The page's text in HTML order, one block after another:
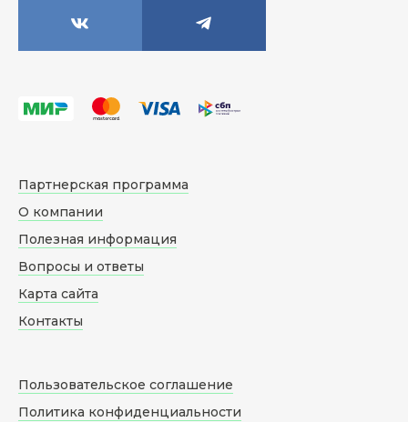
Партнерская программа
О компании
Полезная информация
Вопросы и ответы
Карта сайта
Контакты
Пользовательское соглашение
Политика конфиденциальности